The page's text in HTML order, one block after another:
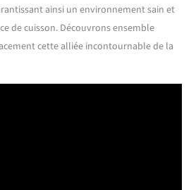
ainsi un environnement sain et
de cuisson. Découvrons ensemble
cette alliée incontournable de la